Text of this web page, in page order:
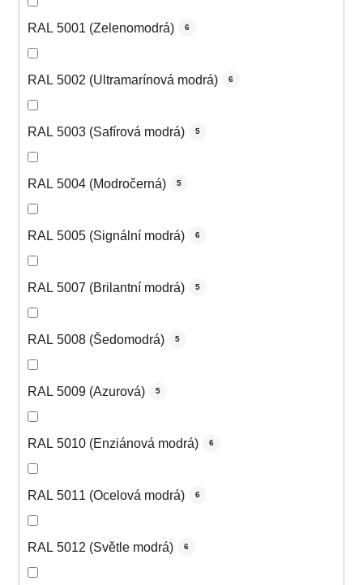
RAL 5001 (Zelenomodrá) 6
RAL 5002 (Ultramarínová modrá) 6
RAL 5003 (Safírová modrá) 5
RAL 5004 (Modročerná) 5
RAL 5005 (Signální modrá) 6
RAL 5007 (Brilantní modrá) 5
RAL 5008 (Šedomodrá) 5
RAL 5009 (Azurová) 5
RAL 5010 (Enziánová modrá) 6
RAL 5011 (Ocelová modrá) 6
RAL 5012 (Světle modrá) 6